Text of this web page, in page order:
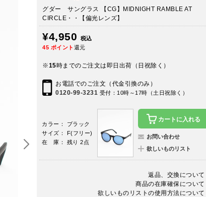
グダー サングラス 【CG】MIDNIGHT RAMBLE AT
CIRCLE・・【偏光レンズ】
¥4,950
税込
45 ポイント 還元
※15時までのご注文は即日出荷（日祝除く）
お電話でのご注文（代金引換のみ）
0120-99-3231 受付：10時～17時（土日祝除く）
カラー： ブラック
サイズ： F(フリー)
在 庫： 残り 2点
カートに入れる
お問い合わせ
欲しいものリスト
返品、交換について
商品の在庫確保について
欲しいものリストの使用方法について